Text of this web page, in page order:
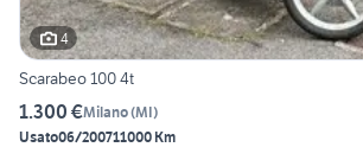
4
Scarabeo 100 4t
1.300 €Milano(MI)
Usato06/200711000 Km